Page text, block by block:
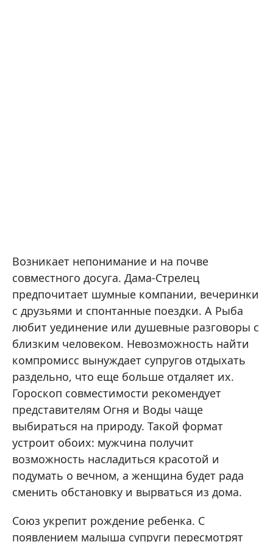
Возникает непонимание и на почве
совместного досуга. Дама-Стрелец
предпочитает шумные компании, вечеринки
с друзьями и спонтанные поездки. А Рыба
любит уединение или душевные разговоры с
близким человеком. Невозможность найти
компромисс вынуждает супругов отдыхать
раздельно, что еще больше отдаляет их.
Гороскоп совместимости рекомендует
представителям Огня и Воды чаще
выбираться на природу. Такой формат
устроит обоих: мужчина получит
возможность насладиться красотой и
подумать о вечном, а женщина будет рада
сменить обстановку и вырваться из дома.
Союз укрепит рождение ребенка. С
появлением малыша супруги пересмотрят